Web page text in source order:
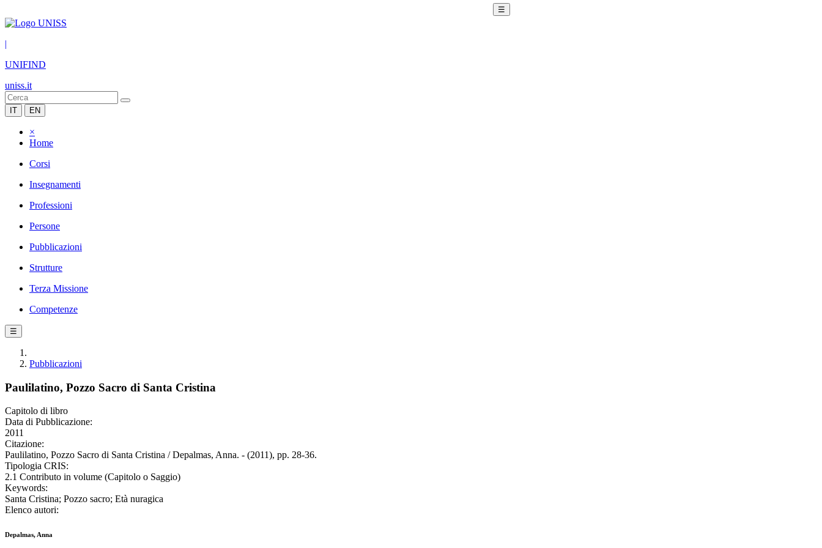
☰
|
UNIFIND
uniss.it
IT EN
×
Home
Corsi
Insegnamenti
Professioni
Persone
Pubblicazioni
Strutture
Terza Missione
Competenze
☰
Pubblicazioni
Paulilatino, Pozzo Sacro di Santa Cristina
Capitolo di libro
Data di Pubblicazione:
2011
Citazione:
Paulilatino, Pozzo Sacro di Santa Cristina / Depalmas, Anna. - (2011), pp. 28-36.
Tipologia CRIS:
2.1 Contributo in volume (Capitolo o Saggio)
Keywords:
Santa Cristina; Pozzo sacro; Età nuragica
Elenco autori:
Depalmas, Anna